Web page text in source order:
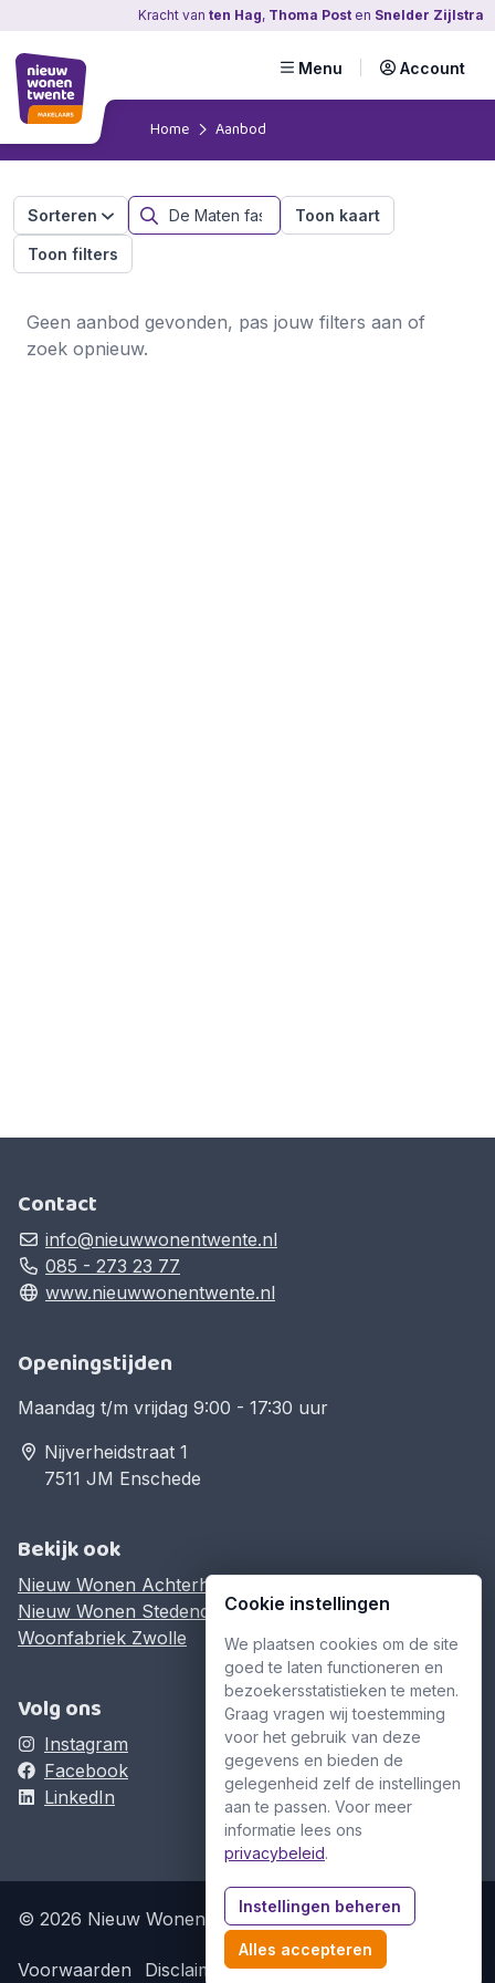
Kracht van ten Hag, Thoma Post en Snelder Zijlstra
Menu Account
Home Aanbod
Sorteren Toon kaart
Toon filters
Geen aanbod gevonden, pas jouw filters aan of
zoek opnieuw.
Contact
info@nieuwwonentwente.nl
085 - 273 23 77
www.nieuwwonentwente.nl
Openingstijden
Maandag t/m vrijdag 9:00 - 17:30 uur
Nijverheidstraat 1
7511 JM Enschede
Bekijk ook
Nieuw Wonen Achterhoek
Nieuw Wonen Stedendriehoek
Woonfabriek Zwolle
Volg ons
Instagram
Facebook
LinkedIn
© 2026 Nieuw Wonen Twente
Voorwaarden Disclaimer Privacyverklaring
Cookie instellingen
We plaatsen cookies om de site
goed te laten functioneren en
bezoekersstatistieken te meten.
Graag vragen wij toestemming
voor het gebruik van deze
gegevens en bieden de
gelegenheid zelf de instellingen
aan te passen. Voor meer
informatie lees ons
privacybeleid.
Instellingen beheren
Alles accepteren